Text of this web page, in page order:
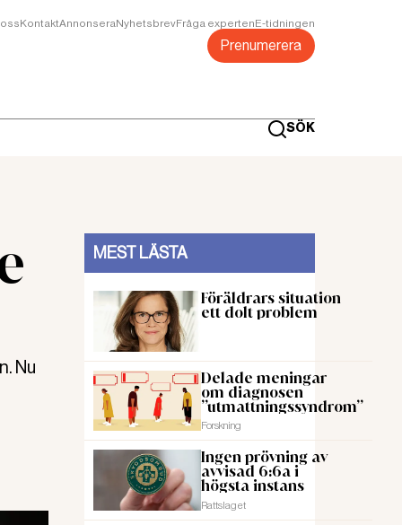
KontaktAnnonseraNyhetsbrevFråga expertenE-tidningen
Prenumerera
SÖK
Nu
MEST LÄSTA
Föräldrars situation
ett dolt problem
Delade meningar
om diagnosen
”utmattningssyndrom”
Forskning
Ingen prövning av
avvisad 6:6a i
högsta instans
Rattslaget